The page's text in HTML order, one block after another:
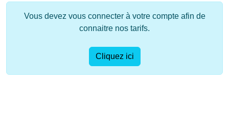
Vous devez vous connecter à votre compte afin de
connaitre nos tarifs.
Cliquez ici